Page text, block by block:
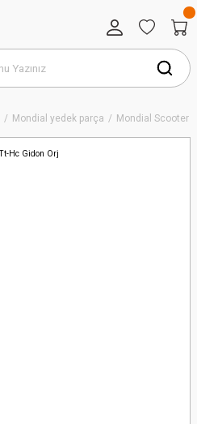
Mondial yedek parça Mondial Scooter